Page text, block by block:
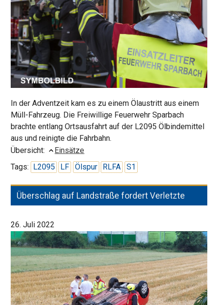
In der Adventzeit kam es zu einem Ölaustritt aus einem
Müll-Fahrzeug. Die Freiwillige Feuerwehr Sparbach
brachte entlang Ortsausfahrt auf der L2095 Ölbindemittel
aus und reinigte die Fahrbahn.
Übersicht:
Einsätze
Tags: L2095 LF Ölspur RLFA S1
Überschlag auf Landstraße fordert Verletzte
26. Juli 2022